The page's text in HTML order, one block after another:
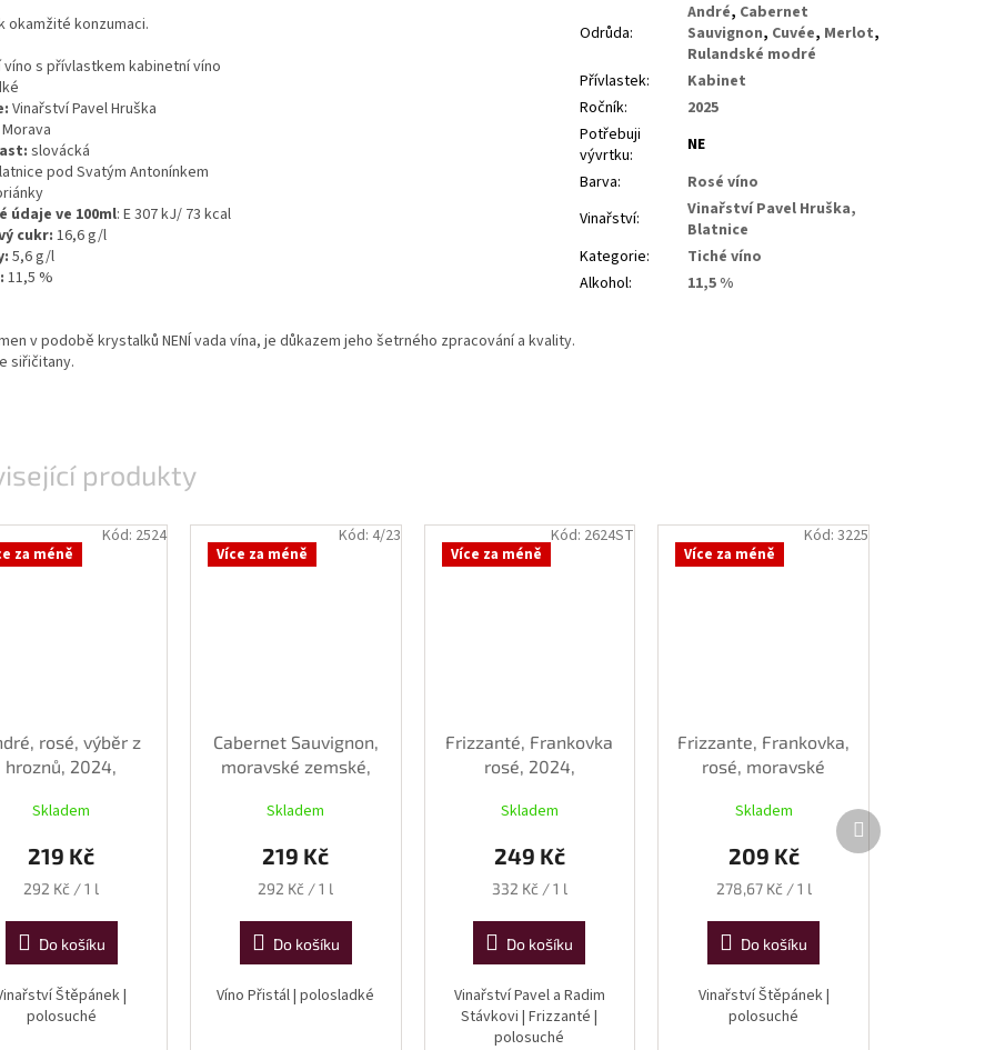
produkty
za méně
rosé, výběr z
hroznů, 2024,
Skladem
219 Kč
Měrná
292 Kč / 1 l
Do košíku
Štěpánek |
polosuché
Kód: 2524
Více za méně
Cabernet Sauvignon,
moravské zemské,
0,75 l
Skladem
219 Kč
Měrná
292 Kč / 1 l
Do košíku
Víno Přistál | polosladké
Kód: 4/23
Více za méně
Frizzanté, Frankovka
rosé, 2024,
Skladem
249 Kč
Měrná
332 Kč / 1 l
Do košíku
Vinařství Pavel a Radim
Stávkovi | Frizzanté |
polosuché
Kód: 2624ST
Více za méně
Frizzante, Frankovka,
rosé, moravské
polosuché, 0,75 l
Skladem
209 Kč
Měrná
278,67 Kč / 1 l
Do košíku
Vinařství Štěpánek |
polosuché
Kód: 3225
Další
produkt
okamžité konzumaci.
s přívlastkem kabinetní víno
Vinařství Pavel Hruška
Morava
slovácká
pod Svatým Antonínkem
údaje ve 100ml: E 307 kJ/ 73 kcal
cukr:16,6 g/l
5,6 g/l
11,5 %
v podobě krystalků NENÍ vada vína, je důkazem jeho šetrného zpracování a kvality.
siřičitany.
Odrůda:
André, Cabernet
Sauvignon, Cuvée, Merlot,
Rulandské modré
Přívlastek:
Kabinet
Ročník:
2025
Potřebuji
vývrtku:
NE
Barva:
Rosé víno
Vinařství:
Vinařství Pavel Hruška,
Blatnice
Kategorie:
Tiché víno
Alkohol: 11,5 %